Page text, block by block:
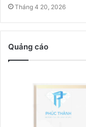
Tháng 4 20, 2026
Quảng cáo